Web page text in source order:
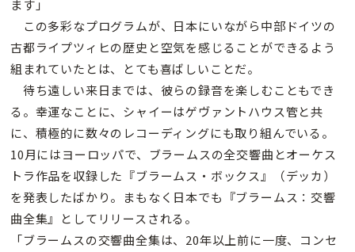
ます」
この多彩なプログラムが、日本にいながら中部ドイツの
古都ライプツィヒの歴史と空気を感じることができるよう
組まれていたとは、とても喜ばしいことだ。
待ち遠しい来日までは、彼らの録音を楽しむこともでき
る。幸運なことに、シャイーはゲヴァントハウス管と共
に、積極的に数々のレコーディングにも取り組んでいる。
10月にはヨーロッパで、ブラームスの全交響曲とオーケス
トラ作品を収録した『ブラームス・ボックス』（デッカ）
を発表したばかり。まもなく日本でも『ブラームス：交響
曲全集』としてリリースされる。
「ブラームスの交響曲全集は、20年以上前に一度、コンセ